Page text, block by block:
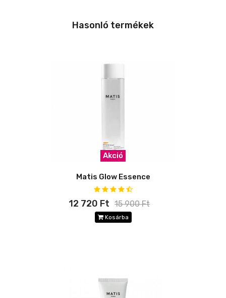
Hasonló termékek
Akció
Matis Glow Essence
12 720 Ft 15 900 Ft
Kosárba